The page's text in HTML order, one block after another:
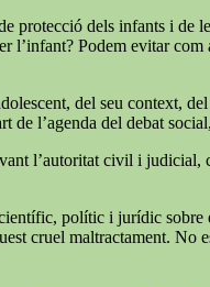
protecció dels infants i
l’infant? Podem evitar
del seu context,
de l’agenda del debat
l’autoritat civil i
polític i jurídic
cruel maltractament. No